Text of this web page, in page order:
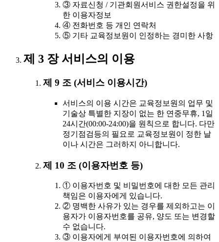
③ 자료신청 / 기관회원서비스 권한설정을 위
한 이용자정보
④ 전화번호 등 개인 연락처
⑤ 기타 교육정보원이 인정하는 경미한 사항
제 3 장 서비스의 이용
제 9 조 (서비스 이용시간)
서비스의 이용 시간은 교육정보원의 업무 및
기술상 특별한 지장이 없는 한 연중무휴, 1일
24시간(00:00-24:00)을 원칙으로 합니다. 다만
정기점검등의 필요로 교육정보원이 정한 날
이나 시간은 그러하지 아니합니다.
제 10 조 (이용자번호 등)
① 이용자번호 및 비밀번호에 대한 모든 관리
책임은 이용자에게 있습니다.
② 명백한 사유가 있는 경우를 제외하고는 이
용자가 이용자번호를 공유, 양도 또는 변경할
수 없습니다.
③ 이용자에게 부여된 이용자번호에 의하여